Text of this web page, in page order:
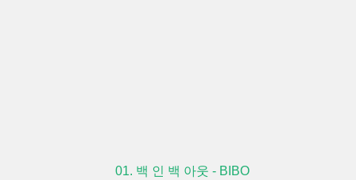
01. 백 인 백 아웃 - BIBO